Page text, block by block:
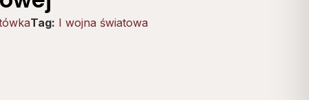
Tag: I wojna światowa